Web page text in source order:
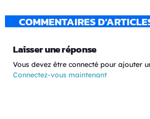
COMMENTAIRES
Laisser une réponse
Vous devez être connecté pour ajouter
Connectez-vous maintenant